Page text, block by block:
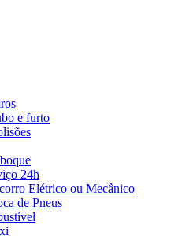
e furto
24h
Elétrico ou Mecânico
de Pneus